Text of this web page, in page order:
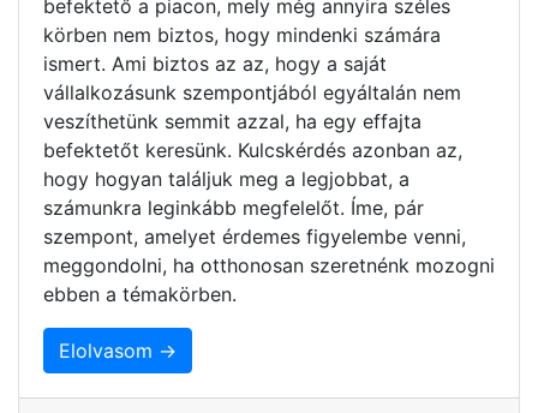
befektető a piacon, mely még annyira széles
körben nem biztos, hogy mindenki számára
ismert. Ami biztos az az, hogy a saját
vállalkozásunk szempontjából egyáltalán nem
veszíthetünk semmit azzal, ha egy effajta
befektetőt keresünk. Kulcskérdés azonban az,
hogy hogyan találjuk meg a legjobbat, a
számunkra leginkább megfelelőt. Íme, pár
szempont, amelyet érdemes figyelembe venni,
meggondolni, ha otthonosan szeretnénk mozogni
ebben a témakörben.
Elolvasom →